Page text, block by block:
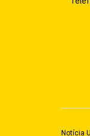
Notícia